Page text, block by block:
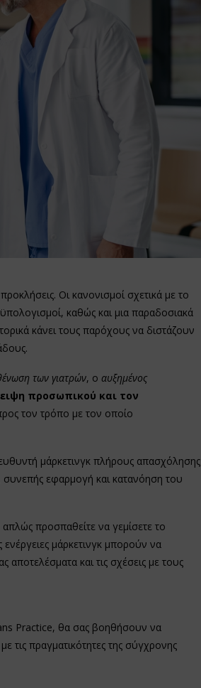
Οι κανονισμοί σχετικά με το
καθώς και μια παραδοσιακά
κάνει τους παρόχους να διστάζουν
των γιατρών, ο αυξημένος
προσωπικού και τον
τον τρόπο με τον οποίο
μάρκετινγκ πλήρους απασχόλησης
συνεπής εφαρμογή και κατανόηση του
απλώς προσπαθείτε να γεμίσετε το
μάρκετινγκ μπορούν να
και τις σχέσεις με τους
Practice, θα σας βοηθήσουν να
τις πραγματικότητες της σύγχρονης